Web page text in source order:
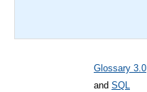
Glossary 3.0
and SQL